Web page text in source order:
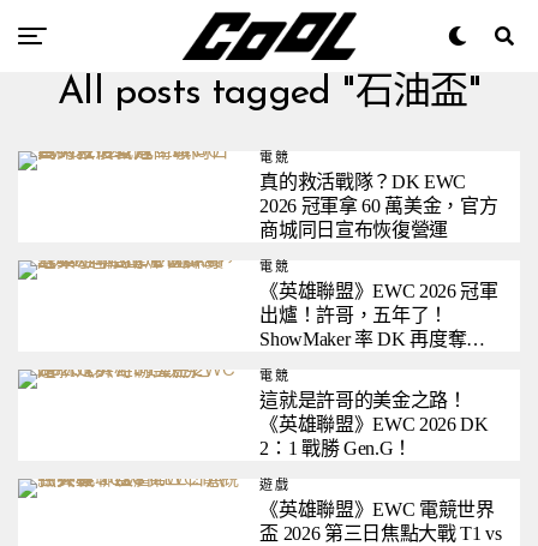
All posts tagged "石油盃"
電競
真的救活戰隊？DK EWC
2026 冠軍拿 60 萬美金，官方
商城同日宣布恢復營運
電競
《英雄聯盟》EWC 2026 冠軍
出爐！許哥，五年了！
ShowMaker 率 DK 再度奪下
電競
這就是許哥的美金之路！
《英雄聯盟》EWC 2026 DK
2：1 戰勝 Gen.G！
遊戲
《英雄聯盟》EWC 電競世界
盃 2026 第三日焦點大戰 T1 vs